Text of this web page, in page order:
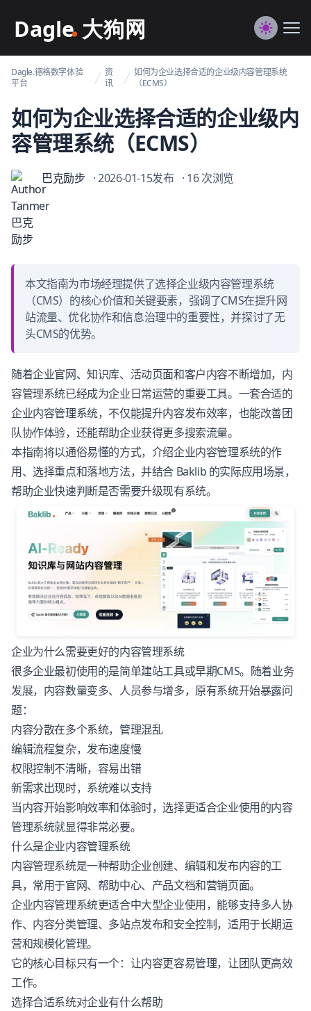
Dagle@数字体验管理
Switch
Dagle.德格数字体验
平台
资
讯
如何为企业选择合适的企业级内容管理系统
（ECMS）
如何为企业选择合适的企业级内
容管理系统（ECMS）
巴克励步 · 2026-01-15发布 · 16 次浏览
本文指南为市场经理提供了选择企业级内容管理系统
（CMS）的核心价值和关键要素，强调了CMS在提升网
站流量、优化协作和信息治理中的重要性，并探讨了无
头CMS的优势。
随着企业官网、知识库、活动页面和客户内容不断增加，内
容管理系统已经成为企业日常运营的重要工具。一套合适的
企业内容管理系统，不仅能提升内容发布效率，也能改善团
队协作体验，还能帮助企业获得更多搜索流量。
本指南将以通俗易懂的方式，介绍企业内容管理系统的作
用、选择重点和落地方法，并结合 Baklib 的实际应用场景，
帮助企业快速判断是否需要升级现有系统。
企业为什么需要更好的内容管理系统
很多企业最初使用的是简单建站工具或早期CMS。随着业务
发展，内容数量变多、人员参与增多，原有系统开始暴露问
题：
内容分散在多个系统，管理混乱
编辑流程复杂，发布速度慢
权限控制不清晰，容易出错
新需求出现时，系统难以支持
当内容开始影响效率和体验时，选择更适合企业使用的内容
管理系统就显得非常必要。
什么是企业内容管理系统
内容管理系统是一种帮助企业创建、编辑和发布内容的工
具，常用于官网、帮助中心、产品文档和营销页面。
企业内容管理系统更适合中大型企业使用，能够支持多人协
作、内容分类管理、多站点发布和安全控制，适用于长期运
营和规模化管理。
它的核心目标只有一个：让内容更容易管理，让团队更高效
工作。
选择合适系统对企业有什么帮助